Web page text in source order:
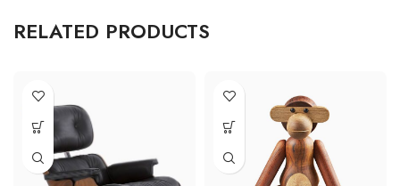
RELATED PRODUCTS